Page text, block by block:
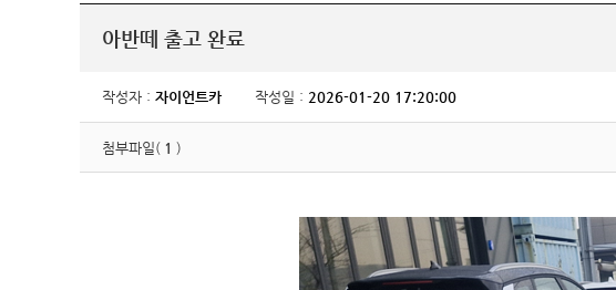
아반떼 출고 완료
작성자 : 자이언트카 작성일 : 2026-01-20 17:20:00
첨부파일( 1 )